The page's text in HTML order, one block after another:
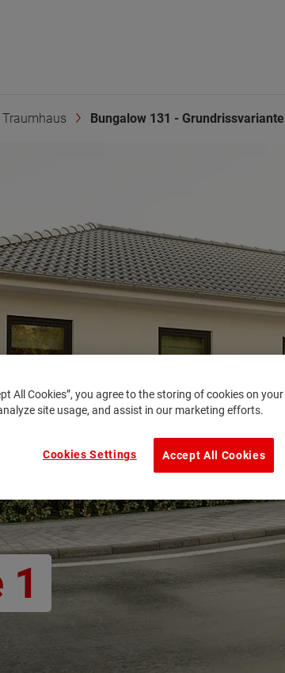
Bungalow 131 - Grundrissvariante
All Cookies”, you agree to the storing of cookies on
site usage, and assist in our marketing efforts.
Accept All Cookies
Cookies Settings